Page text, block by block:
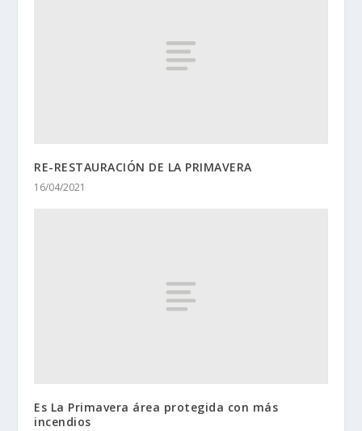
RE-RESTAURACIÓN DE LA PRIMAVERA
16/04/2021
Es La Primavera área protegida con más
incendios